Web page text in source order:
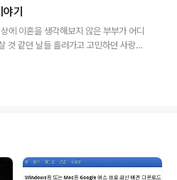
도 사실이긴 하지
서비스로 옮겨 왔
명이라고 한다죠?
될 것인가... 라는
기
에 이혼을 생각해보지 않은 부부가 어디
것 같던 날들 흘러가고 고민하던 사랑의
서 때로는 후회하고 때로는 옛사랑을 생
마음도 몸도 늙어 생각처럼 간단하지 않
누구하고 살 거냐고 물어보면 열 번 모두